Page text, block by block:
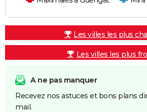
Les villes les plus
Les villes les plus
A ne pas manquer
Recevez nos astuces et bons plans
mail.